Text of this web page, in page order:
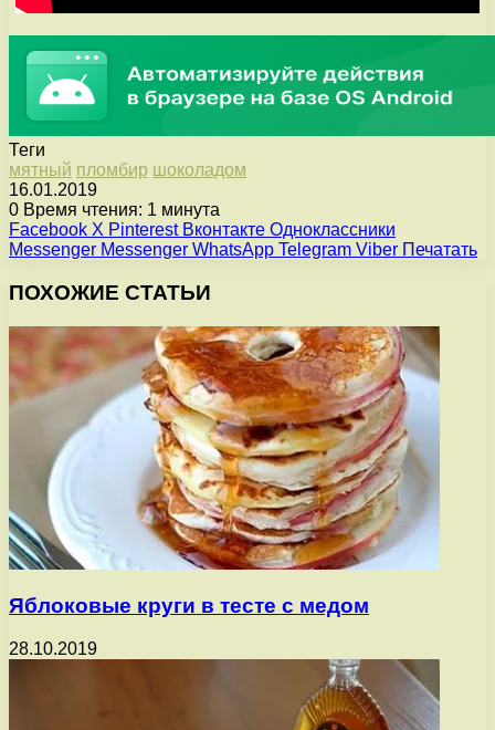
Теги
мятный пломбир шоколадом
16.01.2019
0 Время чтения: 1 минута
Facebook X Pinterest Вконтакте Одноклассники
Messenger Messenger WhatsApp Telegram Viber Печатать
ПОХОЖИЕ СТАТЬИ
Яблоковые круги в тесте с медом
28.10.2019